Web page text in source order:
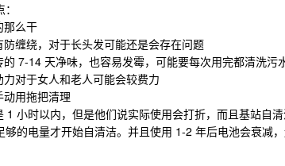
那么干
缠绕，对于长头发可能还是会存在问题
7-14 天净味，也容易发霉，可能要每次用完都清洗污
对于女人和老人可能会较费力
用拖把清理
小时以内，但是他们说实际使用会打折，而且基站自清
的电量才开始自清洁。并且使用 1-2 年后电池会衰减，